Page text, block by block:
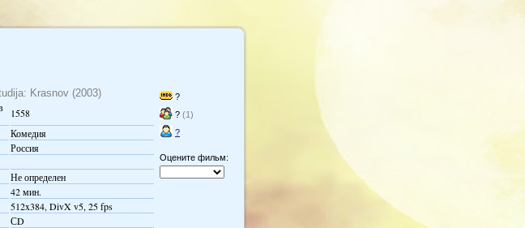
?
? (1)
?
Оцените фильм:
Krasnov (2003)
1558
Комедия
Россия
Не определен
42 мин.
512x384, DivX v5, 25 fps
СD